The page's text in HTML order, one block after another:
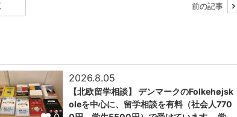
前の記事
2026.8.05
【北欧留学相談】 デンマークのFolkehøjsk
oleを中心に、留学相談を有料（社会人770